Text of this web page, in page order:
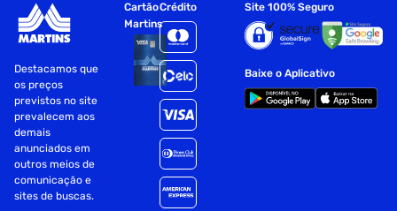
Destacamos que
os preços
previstos no site
prevalecem aos
demais
anunciados em
outros meios de
comunicação e
sites de buscas.
Cartão
Martins
Crédito Site 100% Seguro
Baixe o Aplicativo